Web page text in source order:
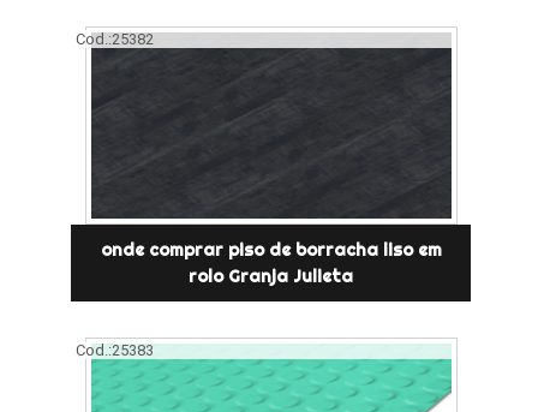
Cod.:25382
onde comprar piso de borracha liso em
rolo Granja Julieta
Cod.:25383